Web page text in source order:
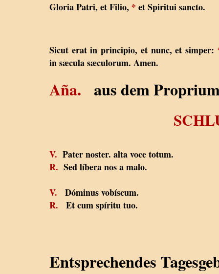
Gloria Patri, et Filio, * et Spiritui sancto.
Sicut erat in principio, et nunc, et simper:
in sæcula sæculorum. Amen.
Aña. aus dem
V. Pater noster. alta voce totum.
R. Sed líbera nos a malo.
V. Dóminus vobíscum.
R. Et cum spíritu tuo.
Entsprechendes